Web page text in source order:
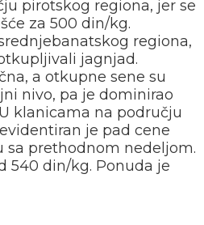
pirotskog regiona, jer se
za 500 din/kg.
regiona,
jagnjad.
a otkupne sene su
nivo, pa je dominirao
klanicama na području
je pad cene
sa prethodnom nedeljom.
540 din/kg. Ponuda je